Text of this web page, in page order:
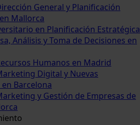
General y Planificación
Mallorca
en Planificación Estratégica
Análisis y Toma de Decisiones en
Humanos en Madrid
Digital y Nuevas
Barcelona
y Gestión de Empresas de